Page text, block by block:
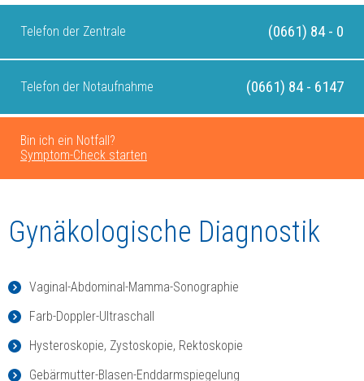
Telefon der Zentrale (0661) 84 - 0
Telefon der Notaufnahme (0661) 84 - 6147
Bin ich ein Notfall?
Symptom-Check starten
Gynäkologische Diagnostik
Vaginal-Abdominal-Mamma-Sonographie
Farb-Doppler-Ultraschall
Hysteroskopie, Zystoskopie, Rektoskopie
Gebärmutter-Blasen-Enddarmspiegelung